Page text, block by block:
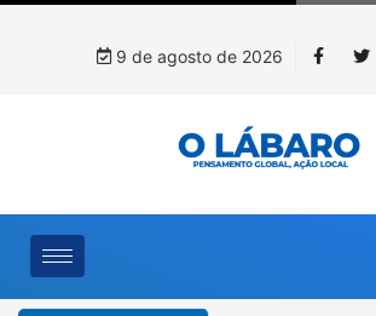
9 de agosto de 2026